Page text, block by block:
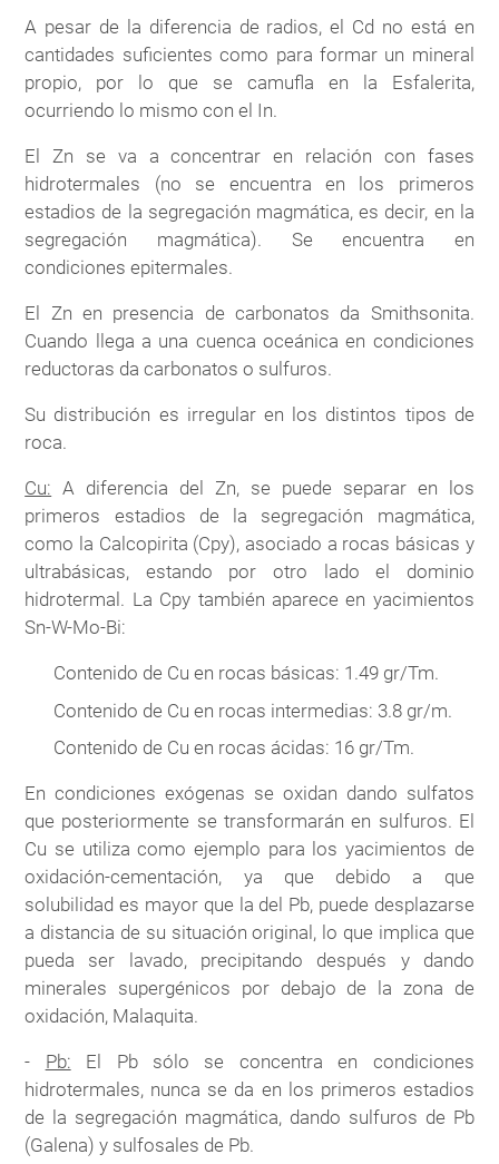
A pesar de la diferencia de radios, el Cd no está en
cantidades suficientes como para formar un mineral
propio, por lo que se camufla en la Esfalerita,
ocurriendo lo mismo con el In.
El Zn se va a concentrar en relación con fases
hidrotermales (no se encuentra en los primeros
estadios de la segregación magmática, es decir, en la
segregación magmática). Se encuentra en
condiciones epitermales.
El Zn en presencia de carbonatos da Smithsonita.
Cuando llega a una cuenca oceánica en condiciones
reductoras da carbonatos o sulfuros.
Su distribución es irregular en los distintos tipos de
roca.
Cu: A diferencia del Zn, se puede separar en los
primeros estadios de la segregación magmática,
como la Calcopirita (Cpy), asociado a rocas básicas y
ultrabásicas, estando por otro lado el dominio
hidrotermal. La Cpy también aparece en yacimientos
Sn-W-Mo-Bi:
Contenido de Cu en rocas básicas: 1.49 gr/Tm.
Contenido de Cu en rocas intermedias: 3.8 gr/m.
Contenido de Cu en rocas ácidas: 16 gr/Tm.
En condiciones exógenas se oxidan dando sulfatos
que posteriormente se transformarán en sulfuros. El
Cu se utiliza como ejemplo para los yacimientos de
oxidación-cementación, ya que debido a que
solubilidad es mayor que la del Pb, puede desplazarse
a distancia de su situación original, lo que implica que
pueda ser lavado, precipitando después y dando
minerales supergénicos por debajo de la zona de
oxidación, Malaquita.
- Pb: El Pb sólo se concentra en condiciones
hidrotermales, nunca se da en los primeros estadios
de la segregación magmática, dando sulfuros de Pb
(Galena) y sulfosales de Pb.